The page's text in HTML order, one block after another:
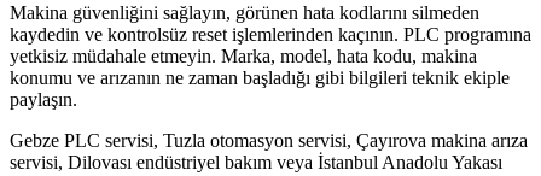
Makina güvenliğini sağlayın, görünen hata kodlarını silmeden
kaydedin ve kontrolsüz reset işlemlerinden kaçının. PLC programına
yetkisiz müdahale etmeyin. Marka, model, hata kodu, makina
konumu ve arızanın ne zaman başladığı gibi bilgileri teknik ekiple
paylaşın.
Gebze PLC servisi, Tuzla otomasyon servisi, Çayırova makina arıza
servisi, Dilovası endüstriyel bakım veya İstanbul Anadolu Yakası